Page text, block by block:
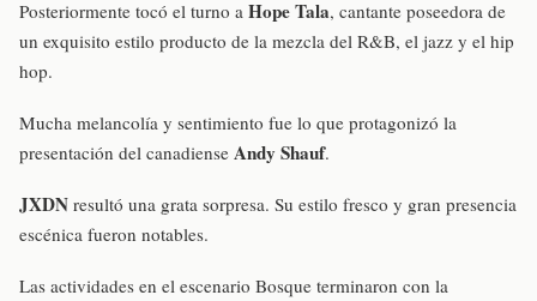
Posteriormente tocó el turno a Hope Tala, cantante poseedora de
un exquisito estilo producto de la mezcla del R&B, el jazz y el hip
hop.
Mucha melancolía y sentimiento fue lo que protagonizó la
presentación del canadiense Andy Shauf.
JXDN resultó una grata sorpresa. Su estilo fresco y gran presencia
escénica fueron notables.
Las actividades en el escenario Bosque terminaron con la